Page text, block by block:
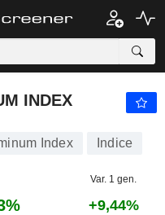
INDEX
Index Indice
Var. 1 gen.
+9,44%